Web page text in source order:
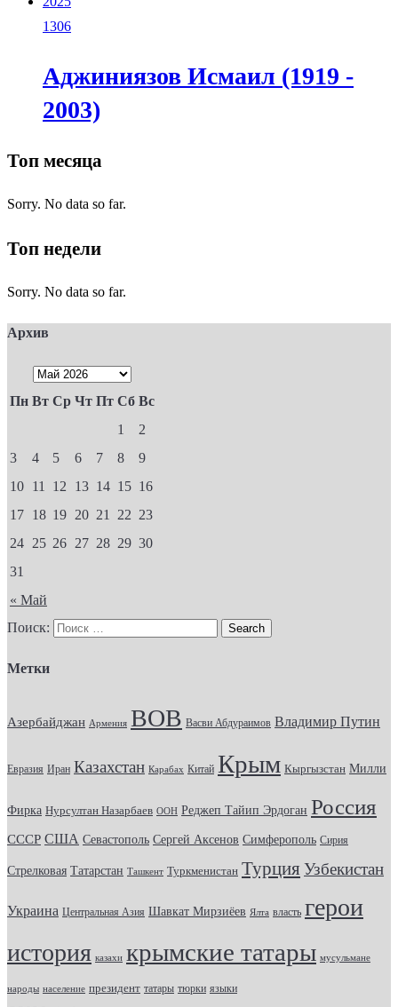
1306
Аджиниязов Исмаил (1919 -
2003)
Топ месяца
Sorry. No data so far.
Топ недели
Sorry. No data so far.
Архив
Пн Вт Ср Чт Пт Сб Вс
« Май
1
2
3
4 5 6 7 8
9
10 11 12 13 14 15 16
17 18 19 20 21 22 23
24 25 26 27 28 29 30
31
Поиск:
Метки
Азербайджан Армения ВОВ Васви Абдураимов Владимир Путин
Евразия Иран Казахстан Карабах Китай Крым Кыргызстан Милли
Фирка Нурсултан Назарбаев ООН Реджеп Тайип Эрдоган Россия
СССР США Севастополь Сергей Аксенов Симферополь Сирия
Стрелковая Татарстан Ташкент Туркменистан Турция Узбекистан
Украина Центральная Азия Шавкат Мирзиёев Ялта власть герои
история казахи крымские татары мусульмане
народы население президент татары тюрки языки